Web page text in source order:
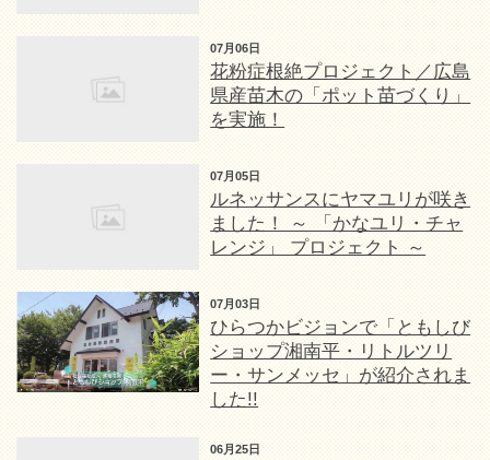
07月06日
花粉症根絶プロジェクト／広島
県産苗木の「ポット苗づくり」
を実施！
07月05日
ルネッサンスにヤマユリが咲き
ました！ ～ 「かなユリ・チャ
レンジ」 プロジェクト ～
07月03日
ひらつかビジョンで「ともしび
ショップ湘南平・リトルツリ
ー・サンメッセ」が紹介されま
した!!
06月25日